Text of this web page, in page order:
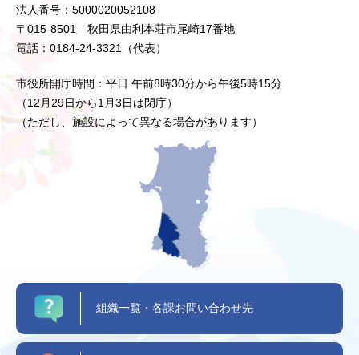
法人番号：5000020052108
〒015-8501 秋田県由利本荘市尾崎17番地
電話：0184-24-3321（代表）
市役所開庁時間：平日 午前8時30分から午後5時15分
（12月29日から1月3日は閉庁）
（ただし、施設によって異なる場合があります）
組織一覧・各課お問い合わせ先